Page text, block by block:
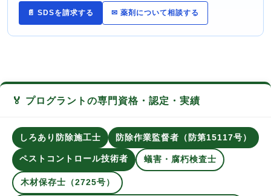
📄 SDSを請求する ✉ 薬剤について相談する
🏅 プログラントの専門資格・認定・実績
しろあり防除施工士 防除作業監督者（防第15117号）
ペストコントロール技術者 蟻害・腐朽検査士
木材保存士（2725号）